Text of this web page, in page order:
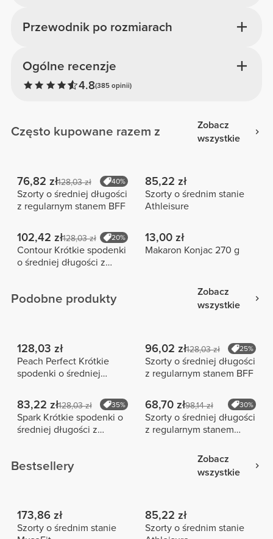
Ogólne recenzje
4.8(385 opinii)
Przewodnik po rozmiarach
Często kupowane razem z
Zobacz
wszystkie
76,82 zł128,03 zł 40%
Szorty o średniej długości
z regularnym stanem BFF
85,22 zł
Szorty o średnim stanie
Athleisure
102,42 zł128,03 zł 20%
Contour Krótkie spodenki
o średniej długości z
13,00 zł
Makaron Konjac 270 g
Podobne produkty
Zobacz
wszystkie
128,03 zł
Peach Perfect Krótkie
spodenki o średniej
stanem
96,02 zł128,03 zł 25%
Szorty o średniej długości
z regularnym stanem BFF
83,22 zł128,03 zł 35%
Spark Krótkie spodenki o
średniej długości z
68,70 zł98,14 zł 30%
Szorty o średniej długości
z regularnym stanem
Bestsellery
Zobacz
wszystkie
173,86 zł
Szorty o średnim stanie
85,22 zł
Szorty o średnim stanie